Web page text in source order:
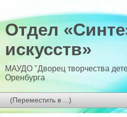
Отдел
искусств»
МАУДО "Дворец творчества
Оренбурга